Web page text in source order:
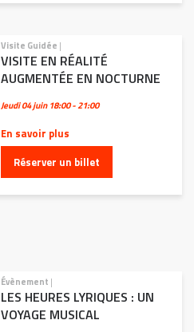
Visite Guidée |
VISITE EN RÉALITÉ
AUGMENTÉE EN NOCTURNE
Jeudi 04 juin18:00 - 21:00
En savoir plus
Réserver un billet
Évènement |
LES HEURES LYRIQUES : UN
VOYAGE MUSICAL